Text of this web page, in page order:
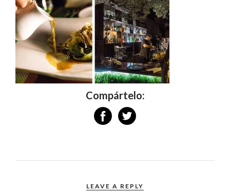
Compártelo:
LEAVE A REPLY